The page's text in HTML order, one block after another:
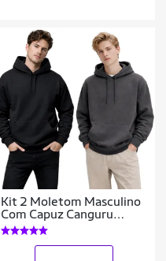
Kit 2 Moletom Masculino
Com Capuz Canguru
Flanelado Casaco De Frio
Casual Inverno